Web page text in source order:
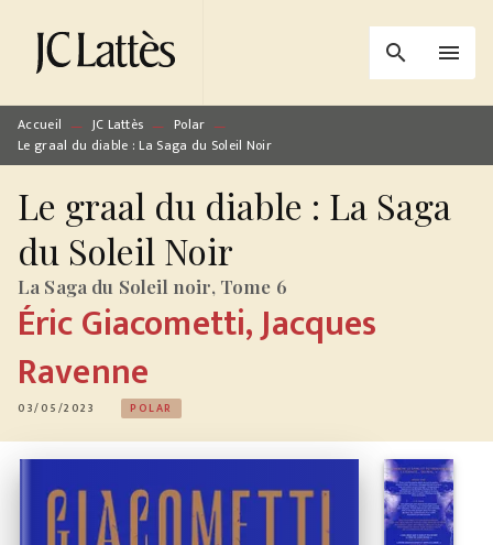
MENU RECHERCHE
PIED DE PAGE
search menu
Accueil — JC Lattès — Polar —
Le graal du diable : La Saga du Soleil Noir
Le graal du diable : La Saga
du Soleil Noir
La Saga du Soleil noir, Tome 6
Éric Giacometti,Jacques
Ravenne
03/05/2023 POLAR